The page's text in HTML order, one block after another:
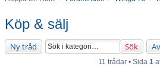
Köp & sälj
Ny tråd Sök
11 trådar • Sida 1